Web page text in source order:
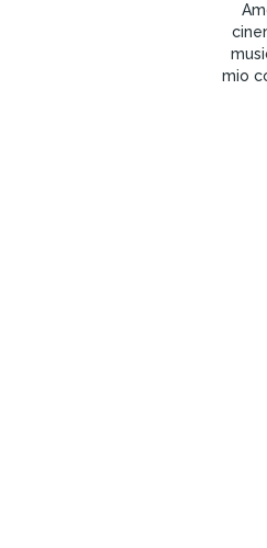
mio